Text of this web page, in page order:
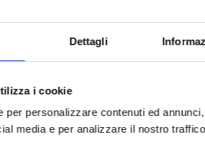
Dettagli
i cookie
per personalizzare contenuti ed
media e per analizzare il nostro